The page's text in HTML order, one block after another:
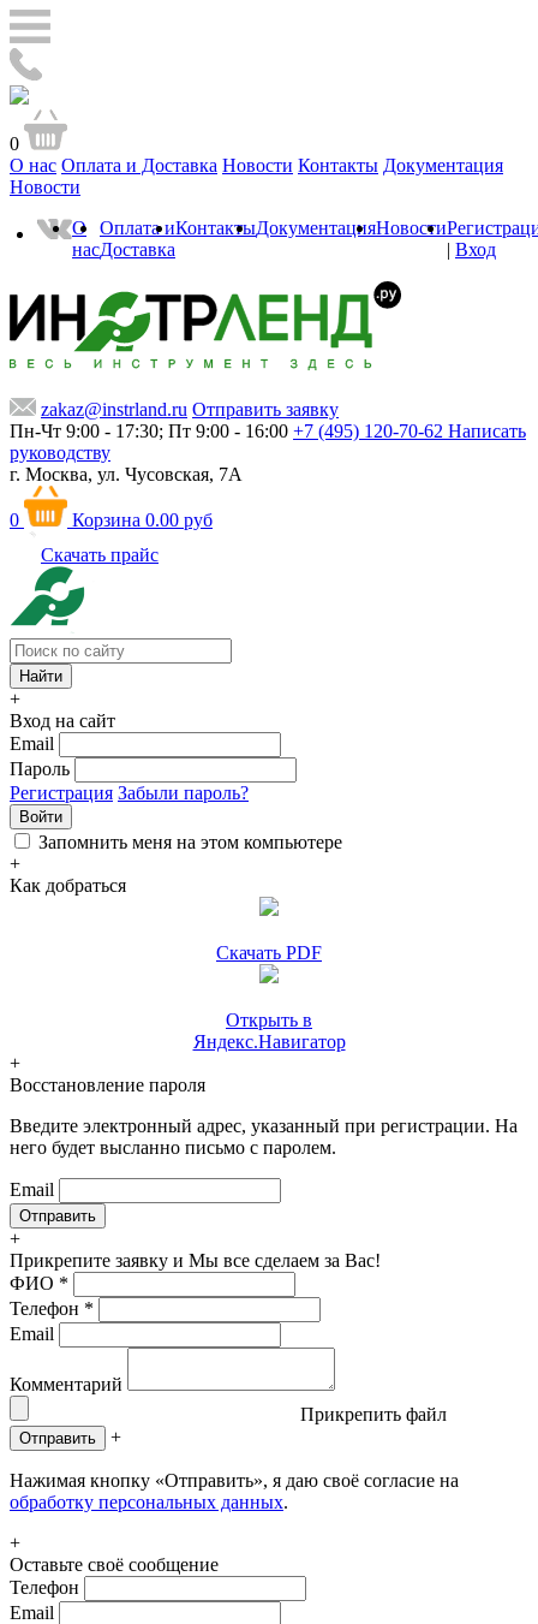
0
О нас Оплата и Доставка Новости Контакты Документация
Новости
О
нас
Оплата и
Доставка
КонтактыДокументацияНовости
| Вход
zakaz@instrland.ru Отправить заявку
Пн-Чт 9:00 - 17:30; Пт 9:00 - 16:00 +7 (495) 120-70-62 Написать
руководству
г. Москва, ул. Чусовская, 7А
0 Корзина 0.00 руб
Скачать прайс
+
Вход на сайт
Email
Пароль
Регистрация Забыли пароль?
Войти
Запомнить меня на этом компьютере
+
Как добраться
Скачать PDF
Открыть в
Яндекс.Навигатор
+
Восстановление пароля
Введите электронный адрес, указанный при регистрации. На
него будет высланно письмо с паролем.
Email
+
Прикрепите заявку и Мы все сделаем за Вас!
ФИО *
Телефон *
Email
Комментарий
Прикрепить файл
Отправить +
Нажимая кнопку «Отправить», я даю своё согласие на
обработку персональных данных.
+
Оставьте своё сообщение
Телефон
Email